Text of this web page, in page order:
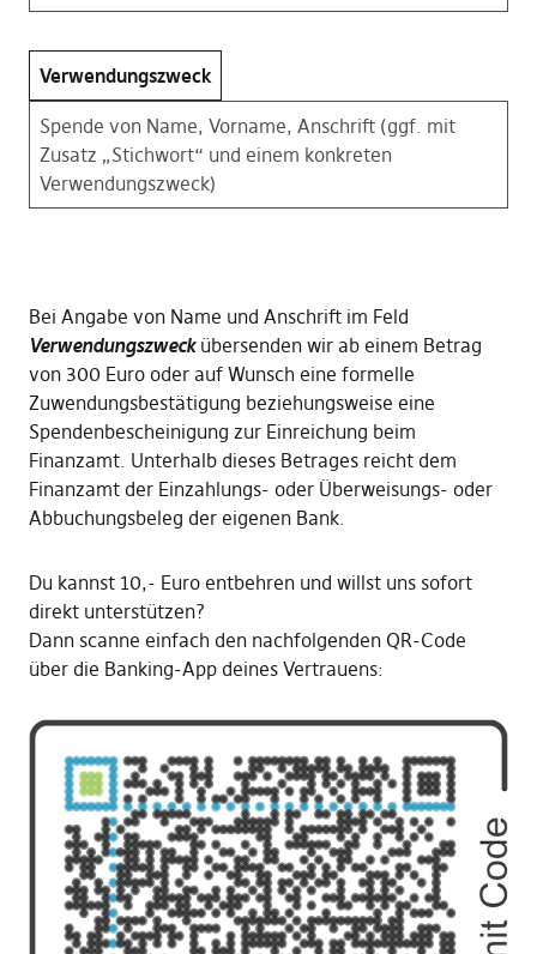
Verwendungszweck
Spende von Name, Vorname, Anschrift (ggf. mit
Zusatz „Stichwort“ und einem konkreten
Verwendungszweck)
Bei Angabe von Name und Anschrift im Feld
Verwendungszweckübersenden wir ab einem Betrag
von 300 Euro oder auf Wunsch eine formelle
Zuwendungsbestätigung beziehungsweise eine
Spendenbescheinigung zur Einreichung beim
Finanzamt. Unterhalb dieses Betrages reicht dem
Finanzamt der Einzahlungs- oder Überweisungs- oder
Abbuchungsbeleg der eigenen Bank.
Du kannst 10,- Euro entbehren und willst uns sofort
direkt unterstützen?
Dann scanne einfach den nachfolgenden QR-Code
über die Banking-App deines Vertrauens: